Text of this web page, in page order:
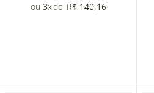
3
R$ 140,16